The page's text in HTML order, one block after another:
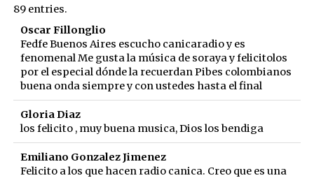
89 entries.
Oscar Fillonglio
Fedfe Buenos Aires escucho canicaradio y es
fenomenal Me gusta la música de soraya y felicitolos
por el especial dónde la recuerdan Pibes colombianos
buena onda siempre y con ustedes hasta el final
Gloria Diaz
los felicito , muy buena musica, Dios los bendiga
Emiliano Gonzalez Jimenez
Felicito a los que hacen radio canica. Creo que es una